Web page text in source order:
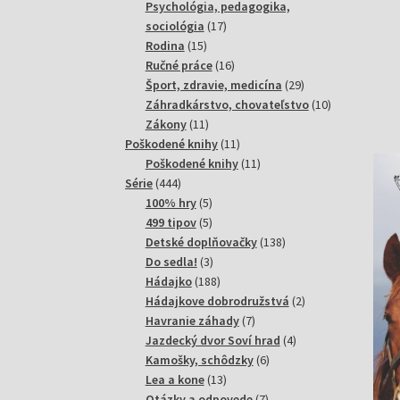
produktov
Psychológia, pedagogika,
sociológia 1717
Rodina 1515
produktov
Ručné práce 1616
produktov
Šport, zdravie, medicína 2929
produktov
Záhradkárstvo, chovateľstvo 1010
Zákony 1111
produktov
Poškodené knihy 1111
produktov
Poškodené knihy 1111
Série 444444
produktov
100% hry 55
produktov
499 tipov 55
produktov
Detské doplňovačky 138138
Do sedla! 33
produkty
Hádajko 188188
produktov
Hádajkove dobrodružstvá 22
Havranie záhady 77
produktov
Jazdecký dvor Soví hrad 44
Kamošky, schôdzky 66
Lea a kone 1313